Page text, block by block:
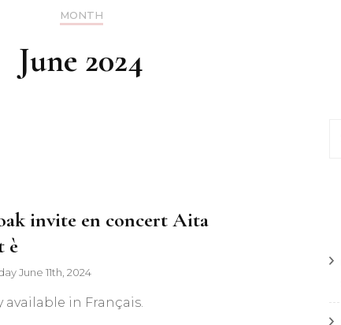
Chants
traditionnels et festifs
MONTH
June 2024
invite en concert Aita
è
June 11th, 2024
available in Français.